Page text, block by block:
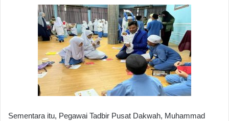
Sementara itu, Pegawai Tadbir Pusat Dakwah, Muhammad